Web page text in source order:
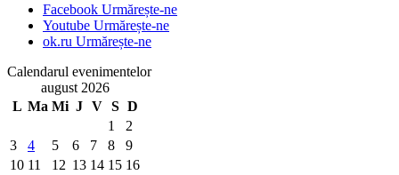
Facebook Urmărește-ne
Youtube Urmărește-ne
ok.ru Urmărește-ne
Calendarul evenimentelor
august 2026
L Ma Mi J V S D
1
2
3
4 5 6 7 8
9
10 11 12 13 14 15 16